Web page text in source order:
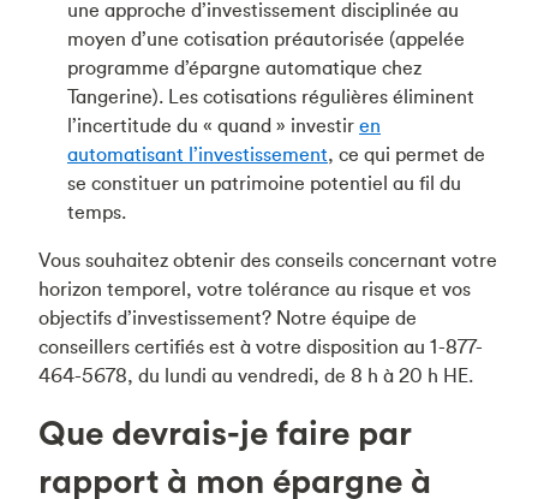
une approche d’investissement disciplinée au
moyen d’une cotisation préautorisée (appelée
programme d’épargne automatique chez
Tangerine). Les cotisations régulières éliminent
l’incertitude du « quand » investir en
automatisant l’investissement, ce qui permet de
se constituer un patrimoine potentiel au fil du
temps.
Vous souhaitez obtenir des conseils concernant votre
horizon temporel, votre tolérance au risque et vos
objectifs d’investissement? Notre équipe de
conseillers certifiés est à votre disposition au 1-877-
464-5678, du lundi au vendredi, de 8 h à 20 h HE.
Que devrais-je faire par
rapport à mon épargne à